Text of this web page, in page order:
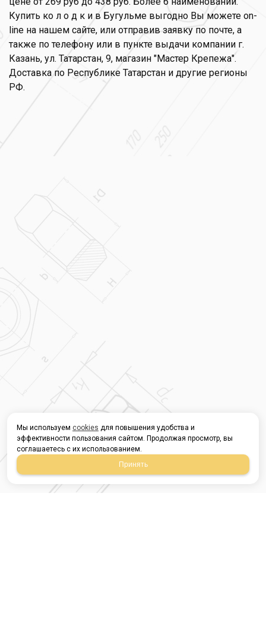
Купить ко л о д к и в Бугульме выгодно Вы можете on-
line на нашем сайте, или отправив заявку по почте, а
также по телефону или в пункте выдачи компании г.
Казань, ул. Татарстан, 9, магазин "Мастер Крепежа".
Доставка по Республике Татарстан и другие регионы
РФ.
Мы используем cookies для повышения удобства и
эффективности пользования сайтом. Продолжая просмотр, вы
соглашаетесь с их использованием.
Принять